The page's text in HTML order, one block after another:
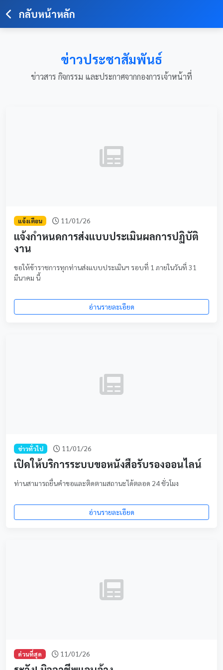
กลับหน้าหลัก
ข่าวประชาสัมพันธ์
ข่าวสาร กิจกรรม และประกาศจากกองการเจ้าหน้าที่
แจ้งเตือน 11/01/26
แจ้งกำหนดการส่งแบบประเมินผลการปฏิบัติ
งาน
ขอให้ข้าราชการทุกท่านส่งแบบประเมินฯ รอบที่ 1 ภายในวันที่ 31
มีนาคม นี้
อ่านรายละเอียด
ข่าวทั่วไป 11/01/26
เปิดให้บริการระบบขอหนังสือรับรองออนไลน์
ท่านสามารถยื่นคำขอและติดตามสถานะได้ตลอด 24 ชั่วโมง
อ่านรายละเอียด
ด่วนที่สุด 11/01/26